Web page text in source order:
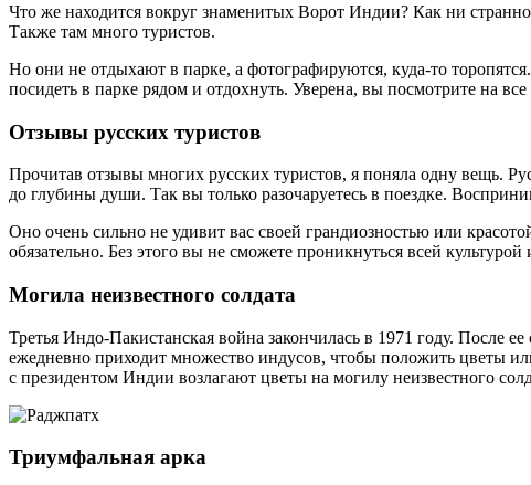
Что же находится вокруг знаменитых Ворот Индии? Как ни
Также там много туристов.
Но они не отдыхают в парке, а фотографируются, куда-то
посидеть в парке рядом и отдохнуть. Уверена, вы посмотрите на
Отзывы русских туристов
Прочитав отзывы многих русских туристов, я поняла одну вещь.
до глубины души. Так вы только разочаруетесь в поездке.
Оно очень сильно не удивит вас своей грандиозностью или
обязательно. Без этого вы не сможете проникнуться всей
Могила неизвестного солдата
Третья Индо-Пакистанская война закончилась в 1971 году. После
ежедневно приходит множество индусов, чтобы положить цветы
с президентом Индии возлагают цветы на могилу неизвестного
Триумфальная арка